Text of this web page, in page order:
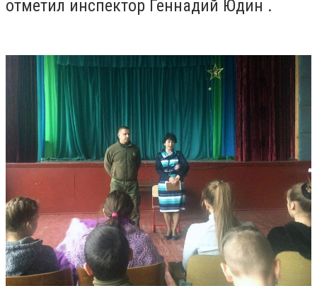
отметил инспектор Геннадий Юдин .